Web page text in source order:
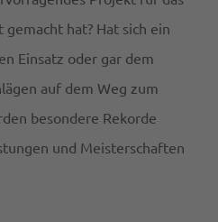
hat? Hat sich ein
Einsatz oder gar dem
auf dem Weg zum
besondere Rekorde
und Meisterschaften